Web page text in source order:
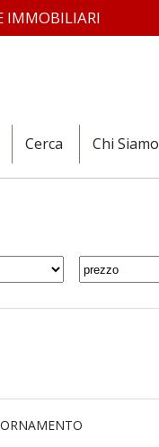
IMMOBILIARI
Cerca Chi Siamo